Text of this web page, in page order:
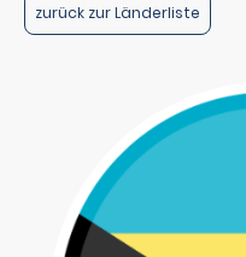
zurück zur Länderliste